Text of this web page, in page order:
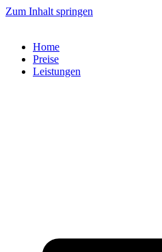
Zum Inhalt springen
Home
Preise
Leistungen